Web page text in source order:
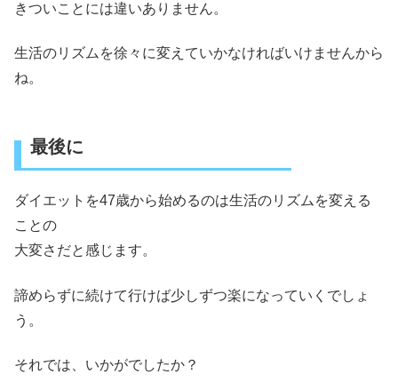
きついことには違いありません。
生活のリズムを徐々に変えていかなければいけませんから
ね。
最後に
ダイエットを47歳から始めるのは生活のリズムを変える
ことの
大変さだと感じます。
諦めらずに続けて行けば少しずつ楽になっていくでしょ
う。
それでは、いかがでしたか？